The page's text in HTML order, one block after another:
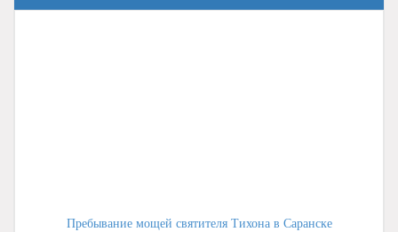
Пребывание мощей святителя Тихона в Саранске